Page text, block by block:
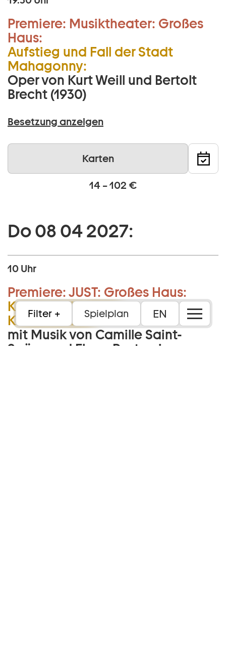
Filter Spielplan EN
Premiere: Musiktheater: Großes
Haus:
Aufstieg und Fall der Stadt
Mahagonny:
Oper von Kurt Weill und Bertolt
Brecht (1930)
Besetzung anzeigen
Karten
14 – 102 €
Do 08 04 2027:
10 Uhr
Premiere:JUST: Großes Haus:
Karneval der Tiere:
Kinderkonzert
mit Musik von Camille Saint-
Saëns und Elena Postumi